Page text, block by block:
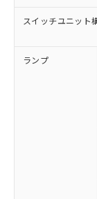
スイッチユニット
ランプ
※1 対
対
非含有